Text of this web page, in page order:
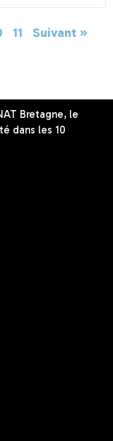
11 Suivant »
Bretagne, le
dans les 10